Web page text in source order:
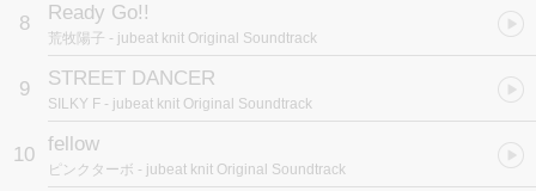
8 Ready Go!!
荒牧陽子 - jubeat knit Original Soundtrack
9 STREET DANCER
SILKY F - jubeat knit Original Soundtrack
10 fellow
ピンクターボ - jubeat knit Original Soundtrack